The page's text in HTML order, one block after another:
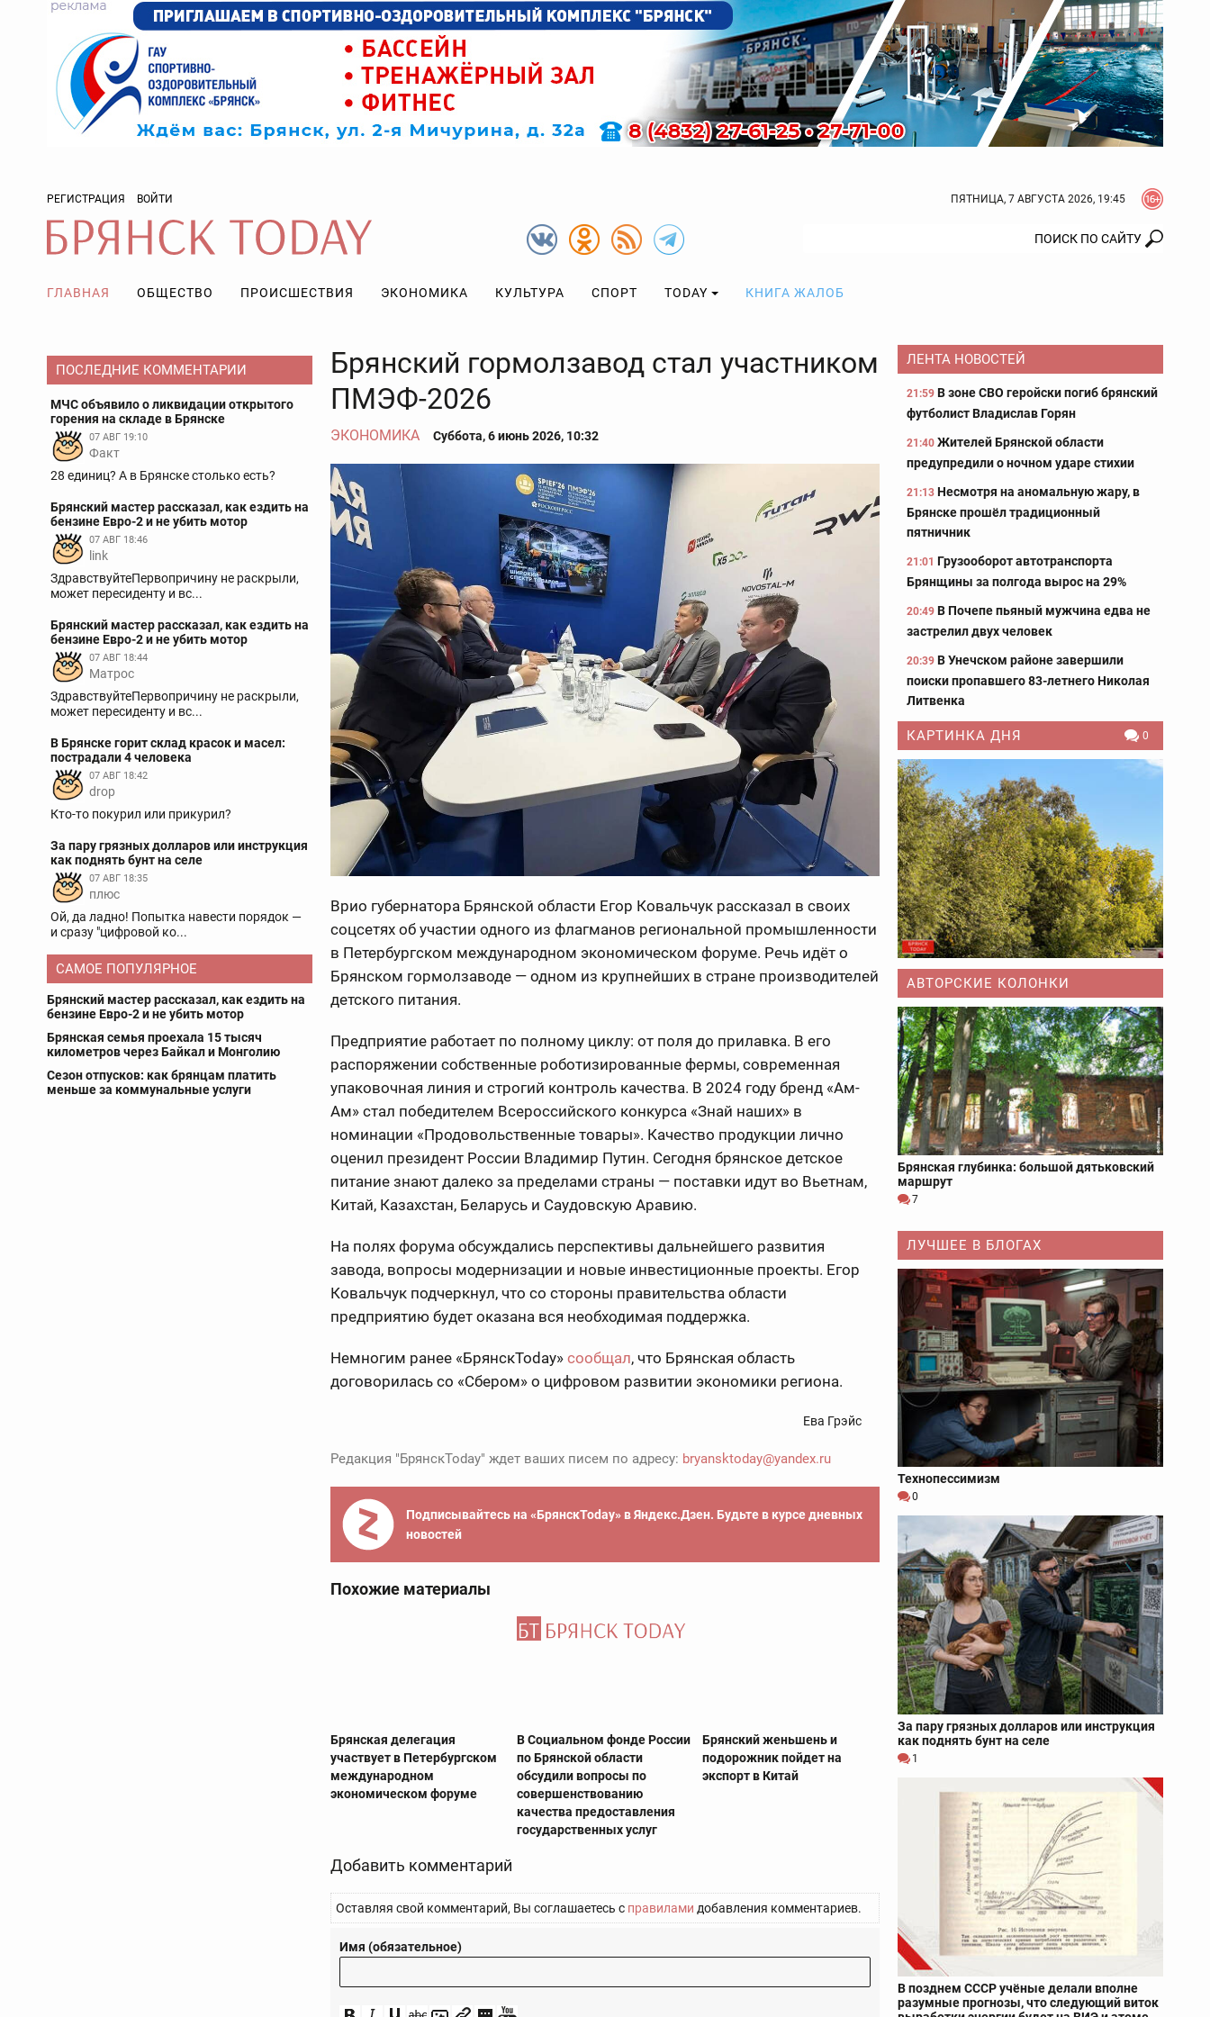
РЕГИСТРАЦИЯ ВОЙТИ ПЯТНИЦА, 7 АВГУСТА 2026, 19:45
ГЛАВНАЯ ОБЩЕСТВО ПРОИСШЕСТВИЯ ЭКОНОМИКА КУЛЬТУРА СПОРТ TODAY КНИГА ЖАЛОБ
ПОСЛЕДНИЕ КОММЕНТАРИИ
МЧС объявило о ликвидации открытого
горения на складе в Брянске
07 АВГ 19:10
Факт
28 единиц? А в Брянске столько есть?
Брянский мастер рассказал, как ездить на
бензине Евро-2 и не убить мотор
07 АВГ 18:46
link
ЗдравствуйтеПервопричину не раскрыли,
может пересиденту и вс...
Брянский мастер рассказал, как ездить на
бензине Евро-2 и не убить мотор
07 АВГ 18:44
Матрос
ЗдравствуйтеПервопричину не раскрыли,
может пересиденту и вс...
В Брянске горит склад красок и масел:
пострадали 4 человека
07 АВГ 18:42
drop
Кто-то покурил или прикурил?
За пару грязных долларов или инструкция
как поднять бунт на селе
07 АВГ 18:35
плюс
Ой, да ладно! Попытка навести порядок —
и сразу "цифровой ко...
САМОЕ ПОПУЛЯРНОЕ
Брянский мастер рассказал, как ездить на
бензине Евро-2 и не убить мотор
Брянская семья проехала 15 тысяч
километров через Байкал и Монголию
Сезон отпусков: как брянцам платить
меньше за коммунальные услуги
Брянский гормолзавод стал участником
ПМЭФ-2026
ЭКОНОМИКА Суббота, 6 июнь 2026, 10:32
Врио губернатора Брянской области Егор Ковальчук рассказал в своих
соцсетях об участии одного из флагманов региональной промышленности
в Петербургском международном экономическом форуме. Речь идёт о
Брянском гормолзаводе — одном из крупнейших в стране производителей
детского питания.
Предприятие работает по полному циклу: от поля до прилавка. В его
распоряжении собственные роботизированные фермы, современная
упаковочная линия и строгий контроль качества. В 2024 году бренд «Ам-
Ам» стал победителем Всероссийского конкурса «Знай наших» в
номинации «Продовольственные товары». Качество продукции лично
оценил президент России Владимир Путин. Сегодня брянское детское
питание знают далеко за пределами страны — поставки идут во Вьетнам,
Китай, Казахстан, Беларусь и Саудовскую Аравию.
На полях форума обсуждались перспективы дальнейшего развития
завода, вопросы модернизации и новые инвестиционные проекты. Егор
Ковальчук подчеркнул, что со стороны правительства области
предприятию будет оказана вся необходимая поддержка.
Немногим ранее «БрянскToday» сообщал, что Брянская область
договорилась со «Сбером» о цифровом развитии экономики региона.
Ева Грэйс
Редакция "БрянскToday" ждет ваших писем по адресу: bryansktoday@yandex.ru
Подписывайтесь на «БрянскToday» в Яндекс.Дзен. Будьте в курсе дневных
новостей
Похожие материалы
Брянская делегация
участвует в Петербургском
международном
экономическом форуме
В Социальном фонде России
по Брянской области
обсудили вопросы по
совершенствованию
качества предоставления
государственных услуг
Брянский женьшень и
подорожник пойдет на
экспорт в Китай
Добавить комментарий
Оставляя свой комментарий, Вы соглашаетесь с правилами добавления комментариев.
Имя (обязательное)
ЛЕНТА НОВОСТЕЙ
21:59 В зоне СВО геройски погиб брянский
футболист Владислав Горян
21:40 Жителей Брянской области
предупредили о ночном ударе стихии
21:13 Несмотря на аномальную жару, в
Брянске прошёл традиционный
пятничник
21:01 Грузооборот автотранспорта
Брянщины за полгода вырос на 29%
20:49 В Почепе пьяный мужчина едва не
застрелил двух человек
20:39 В Унечском районе завершили
поиски пропавшего 83-летнего Николая
Литвенка
КАРТИНКА ДНЯ 0
АВТОРСКИЕ КОЛОНКИ
Брянская глубинка: большой дятьковский
маршрут
7
ЛУЧШЕЕ В БЛОГАХ
Технопессимизм
0
За пару грязных долларов или инструкция
как поднять бунт на селе
1
В позднем СССР учёные делали вполне
разумные прогнозы, что следующий виток